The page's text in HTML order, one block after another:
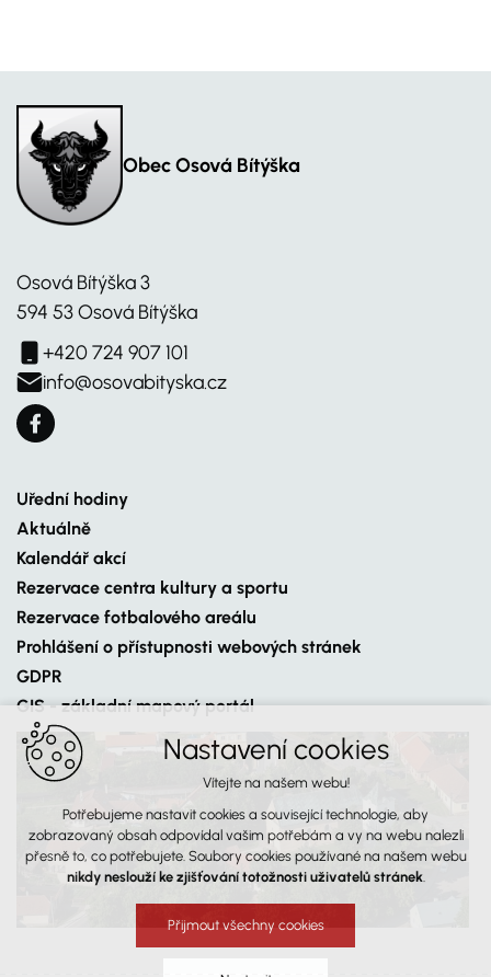
Obec Osová Bítýška
Osová Bítýška 3
594 53 Osová Bítýška
+420 724 907 101
info@osovabityska.cz
Uřední hodiny
Aktuálně
Kalendář akcí
Rezervace centra kultury a sportu
Rezervace fotbalového areálu
Prohlášení o přístupnosti webových stránek
GDPR
GIS - základní mapový portál
Nastavení cookies
Vítejte na našem webu!
Potřebujeme nastavit cookies a související technologie, aby
zobrazovaný obsah odpovídal vašim potřebám a vy na webu nalezli
přesně to, co potřebujete. Soubory cookies používané na našem webu
nikdy neslouží ke zjišťování totožnosti uživatelů stránek.
Přijmout všechny cookies